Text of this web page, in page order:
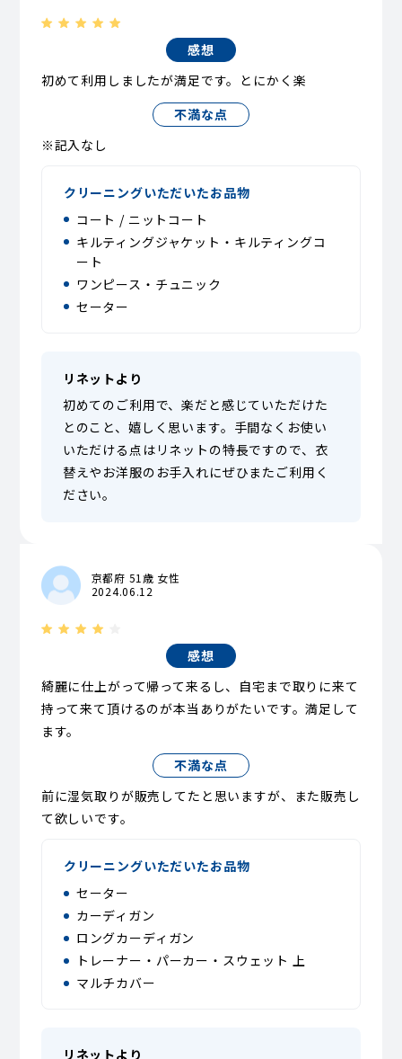
感想
初めて利用しましたが満足です。とにかく楽
不満な点
※記入なし
クリーニングいただいたお品物
コート / ニットコート
キルティングジャケット・キルティングコ
ート
ワンピース・チュニック
セーター
リネットより
初めてのご利用で、楽だと感じていただけた
とのこと、嬉しく思います。手間なくお使い
いただける点はリネットの特長ですので、衣
替えやお洋服のお手入れにぜひまたご利用く
ださい。
京都府 51歳 女性
2024.06.12
感想
綺麗に仕上がって帰って来るし、自宅まで取りに来て
持って来て頂けるのが本当ありがたいです。満足して
ます。
不満な点
前に湿気取りが販売してたと思いますが、また販売し
て欲しいです。
クリーニングいただいたお品物
セーター
カーディガン
ロングカーディガン
トレーナー・パーカー・スウェット 上
マルチカバー
リネットより